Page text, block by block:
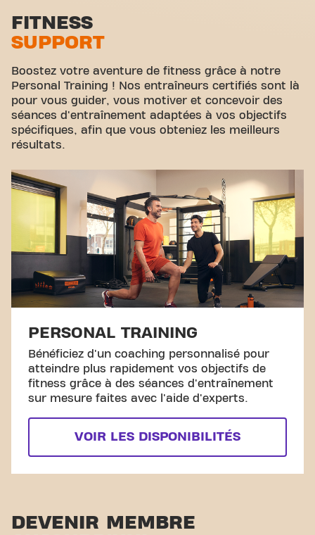
rejoignent.
Zone d'étirement
Cyclisme virtuel
Visite guidée
FITNESS
SUPPORT
Boostez votre aventure de fitness grâce à notre
Personal Training ! Nos entraîneurs certifiés sont là
pour vous guider, vous motiver et concevoir des
séances d'entraînement adaptées à vos objectifs
spécifiques, afin que vous obteniez les meilleurs
résultats.
PERSONAL TRAINING
Bénéficiez d'un coaching personnalisé pour
atteindre plus rapidement vos objectifs de
fitness grâce à des séances d'entraînement
sur mesure faites avec l'aide d'experts.
VOIR LES DISPONIBILITÉS
DEVENIR MEMBRE